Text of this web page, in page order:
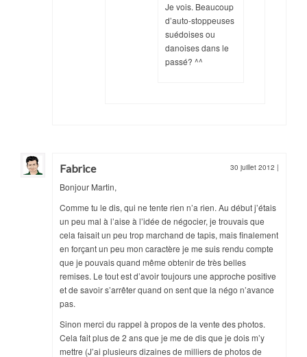
Je vois. Beaucoup
d’auto-stoppeuses
suédoises ou
danoises dans le
passé? ^^
Fabrice 30 juillet 2012 |
Bonjour Martin,
Comme tu le dis, qui ne tente rien n’a rien. Au début j’étais
un peu mal à l’aise à l’idée de négocier, je trouvais que
cela faisait un peu trop marchand de tapis, mais finalement
en forçant un peu mon caractère je me suis rendu compte
que je pouvais quand même obtenir de très belles
remises. Le tout est d’avoir toujours une approche positive
et de savoir s’arrêter quand on sent que la négo n’avance
pas.
Sinon merci du rappel à propos de la vente des photos.
Cela fait plus de 2 ans que je me de dis que je dois m’y
mettre (J’ai plusieurs dizaines de milliers de photos de